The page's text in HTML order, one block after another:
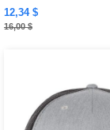
12,34 $
16,00 $